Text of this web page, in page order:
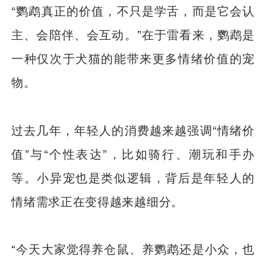
“鹦鹉真正的价值，不只是学舌，而是它会认
主、会陪伴、会互动。”在于雷看来，鹦鹉是
一种仅次于犬猫的能带来更多情绪价值的宠
物。
过去几年，年轻人的消费越来越强调“情绪价
值”与“个性表达”，比如骑行、潮玩和手办
等。小异宠也是类似逻辑，背后是年轻人的
情绪需求正在变得越来越细分。
“今天大家觉得养仓鼠、养鹦鹉还是小众，也